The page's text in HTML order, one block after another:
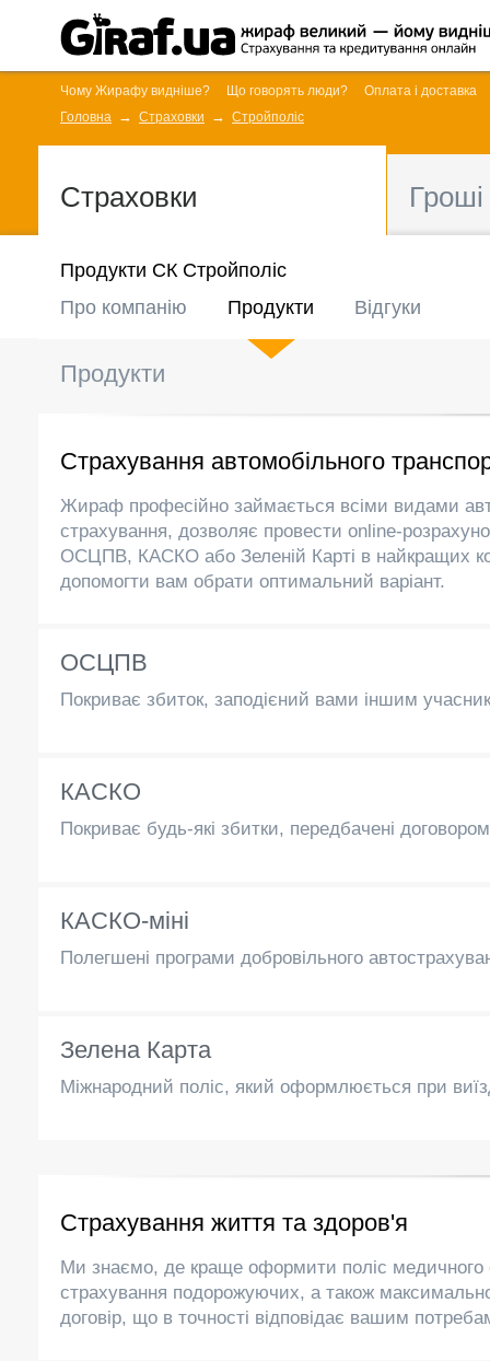
Чому Жирафу видніше? Що говорять люди?
Оплата і доставка
Головна
Страховки Стройполіс
Страховки Гроші
Продукти СК Стройполіс
Про компанію
Продукти Відгуки
Продукти
Страхування автомобільного
Жираф професійно займається всіми видами
страхування, дозволяє провести online-
ОСЦПВ, КАСКО або Зеленій Карті в найкращих
допомогти вам обрати оптимальний варіант.
ОСЦПВ
Покриває збиток, заподієний вами іншим
КАСКО
Покриває будь-які збитки, передбачені
КАСКО-міні
Полегшені програми добровільного
Зелена Карта
Міжнародний поліс, який оформлюється при
Страхування життя та здоров'я
Ми знаємо, де краще оформити поліс медичного
страхування подорожуючих, а також
договір, що в точності відповідає вашим